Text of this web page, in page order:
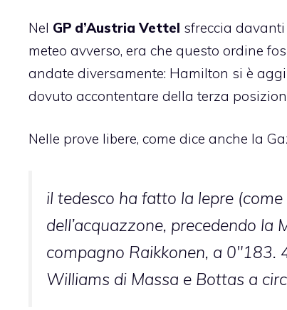
Nel GP d’Austria Vettel sfreccia
meteo avverso, era che questo ordine
andate diversamente: Hamilton si è
dovuto accontentare della terza
Nelle prove libere, come dice anche la
il tedesco ha fatto la lepre
dell’acquazzone, precedendo
compagno Raikkonen, a 0″183.
Williams di Massa e Bottas a